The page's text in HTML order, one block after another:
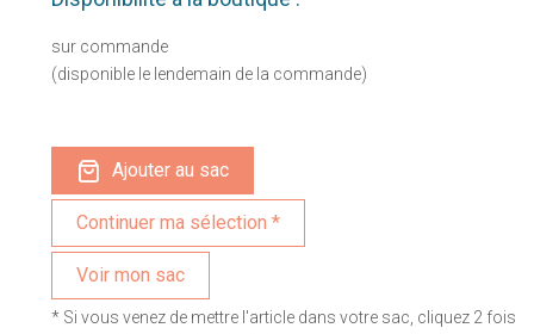
sur commande
(disponible le lendemain de la commande)
Ajouter au sac
Voir mon sac
* Si vous venez de mettre l'article dans votre sac, cliquez 2 fois